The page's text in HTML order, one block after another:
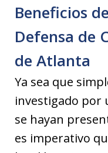
Beneficios
Defensa de
de Atlanta
Ya sea que
investigado por
se hayan
es imperativo